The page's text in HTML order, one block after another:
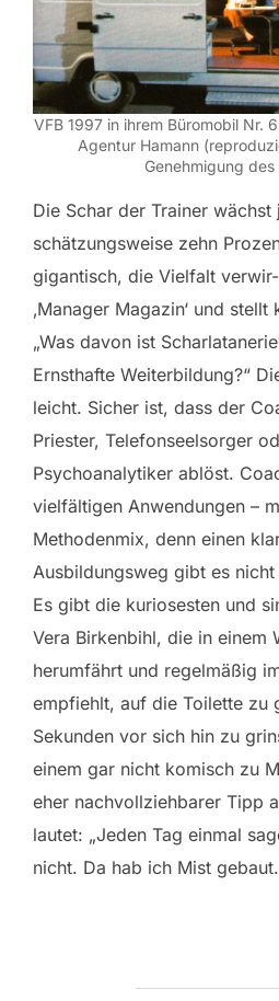
VFB 1997 in ihrem Büromobil Nr.
Agentur Hamann
Genehmigung des
Die Schar der Trainer wächst
schätzungsweise zehn
gigantisch, die Vielfalt
‚Manager Magazin‘ und
„Was davon ist
Ernsthafte Weiterbildung?“
leicht. Sicher ist, dass der
Priester, Telefonseelsorger
Psychoanalytiker ablöst.
vielfältigen Anwendungen –
Methodenmix, denn einen
Ausbildungsweg gibt es
Es gibt die kuriosesten und
Vera Birkenbihl, die in einem
herumfährt und regelmäßig
empfiehlt, auf die Toilette zu
Sekunden vor sich hin zu
einem gar nicht komisch zu
eher nachvollziehbarer Tipp
lautet: „Jeden Tag einmal
nicht. Da hab ich Mist